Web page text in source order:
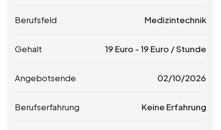
Berufsfeld Medizintechnik
Gehalt 19 Euro -19 Euro / Stunde
Angebotsende 02/10/2026
Berufserfahrung Keine Erfahrung